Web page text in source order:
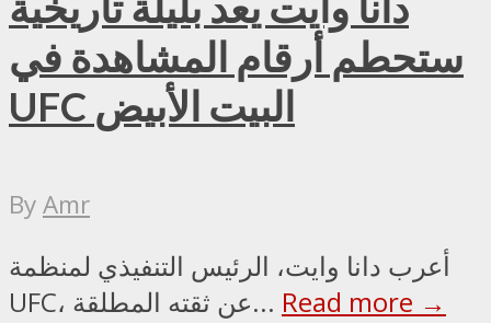
ستحطم أرقام المشاهدة في
UFC البيت الأبيض
ByAmr
أعرب دانا وايت، الرئيس التنفيذي لمنظمة
UFC، عن ثقته المطلقة... Read more →